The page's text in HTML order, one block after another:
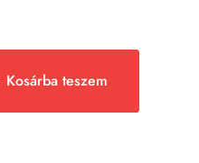
Kosárba teszem